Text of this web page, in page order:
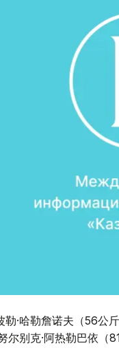
·哈勒詹诺夫（56公
别克·阿热勒巴依（